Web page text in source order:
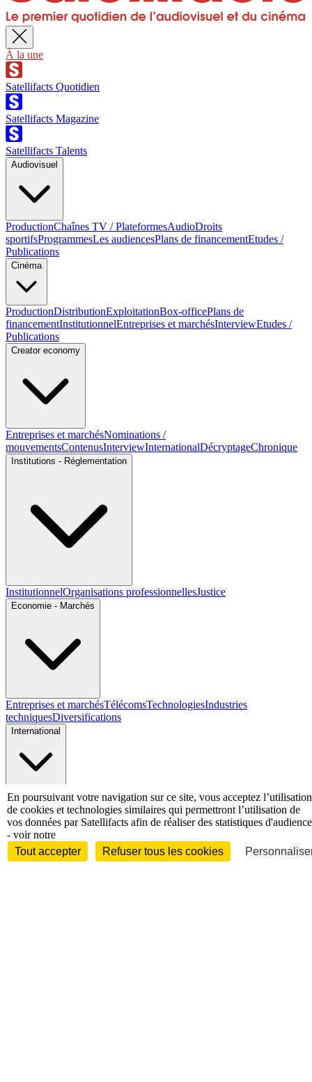
À la une
Satellifacts Quotidien
Satellifacts Magazine
Satellifacts Talents
Audiovisuel
ProductionChaînes TV / PlateformesAudioDroits
sportifsProgrammesLes audiencesPlans de financementEtudes /
Publications
Cinéma
ProductionDistributionExploitationBox-officePlans de
financementInstitutionnelEntreprises et marchésInterviewEtudes /
Publications
Creator economy
Entreprises et marchésNominations /
mouvementsContenusInterviewInternationalDécryptageChronique
Institutions - Réglementation
InstitutionnelOrganisations professionnellesJustice
Economie - Marchés
Entreprises et marchésTélécomsTechnologiesIndustries
techniquesDiversifications
International
International
Personnalités
En poursuivant votre navigation sur ce site, vous acceptez l’utilisation
de cookies et technologies similaires qui permettront l’utilisation de
vos données par Satellifacts afin de réaliser des statistiques d'audience
- voir notre
Tout accepter
Refuser tous les cookies